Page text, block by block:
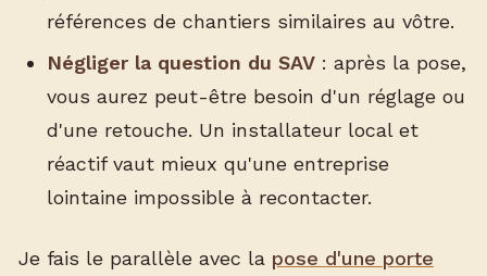
références de chantiers similaires au vôtre.
Négliger la question du SAV: après la pose,
vous aurez peut-être besoin d'un réglage ou
d'une retouche. Un installateur local et
réactif vaut mieux qu'une entreprise
lointaine impossible à recontacter.
Je fais le parallèle avec la pose d'une porte